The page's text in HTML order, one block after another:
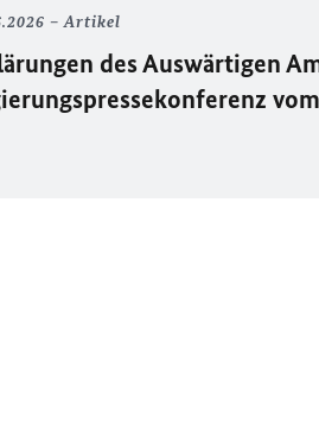
Artikel
des Auswärtigen